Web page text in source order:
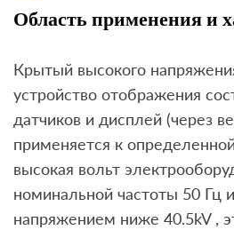
Область применения и
Крытый высокого
устройство отображения
датчиков и дисплей (через
применяется к
высокая вольт
номинальной частоты 50 Гц
напряжением ниже 40.5kV ,